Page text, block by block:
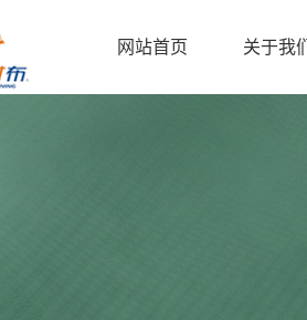
网站首页 关于我们